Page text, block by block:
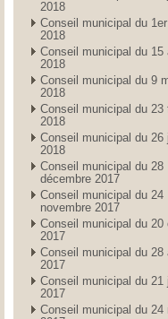
2018
Conseil municipal du
2018
Conseil municipal du 15
2018
Conseil municipal du 9
2018
Conseil municipal du 23
2018
Conseil municipal du 26
2018
Conseil municipal du 28
décembre 2017
Conseil municipal du 24
novembre 2017
Conseil municipal du 20
2017
Conseil municipal du 28
2017
Conseil municipal du 21
2017
Conseil municipal du 24